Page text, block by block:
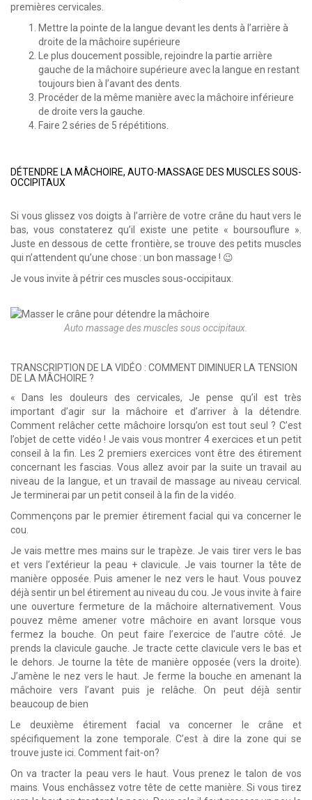
premières cervicales.
Mettre la pointe de la langue devant les dents à l’arrière à
droite de la mâchoire supérieure
Le plus doucement possible, rejoindre la partie arrière
gauche de la mâchoire supérieure avec la langue en restant
toujours bien à l’avant des dents.
Procéder de la même manière avec la mâchoire inférieure
de droite vers la gauche.
Faire 2 séries de 5 répétitions.
DÉTENDRE LA MÂCHOIRE, AUTO-MASSAGE DES MUSCLES SOUS-
OCCIPITAUX
Si vous glissez vos doigts à l’arrière de votre crâne du haut vers le
bas, vous constaterez qu’il existe une petite « boursouflure ».
Juste en dessous de cette frontière, se trouve des petits muscles
qui n’attendent qu’une chose : un bon massage ! 😉
Je vous invite à pétrir ces muscles sous-occipitaux.
Auto massage des muscles sous occipitaux.
TRANSCRIPTION DE LA VIDÉO : COMMENT DIMINUER LA TENSION
DE LA MÂCHOIRE ?
« Dans les douleurs des cervicales, Je pense qu’il est très
important d’agir sur la mâchoire et d’arriver à la détendre.
Comment relâcher cette mâchoire lorsqu’on est tout seul ? C’est
l’objet de cette vidéo ! Je vais vous montrer 4 exercices et un petit
conseil à la fin. Les 2 premiers exercices vont être des étirement
concernant les fascias. Vous allez avoir par la suite un travail au
niveau de la langue, et un travail de massage au niveau cervical.
Je terminerai par un petit conseil à la fin de la vidéo.
Commençons par le premier étirement facial qui va concerner le
cou.
Je vais mettre mes mains sur le trapèze. Je vais tirer vers le bas
et vers l’extérieur la peau + clavicule. Je vais tourner la tête de
manière opposée. Puis amener le nez vers le haut. Vous pouvez
déjà sentir un bel étirement au niveau du cou. Je vous invite à faire
une ouverture fermeture de la mâchoire alternativement. Vous
pouvez même amener votre mâchoire en avant lorsque vous
fermez la bouche. On peut faire l’exercice de l’autre côté. Je
prends la clavicule gauche. Je tracte cette clavicule vers le bas et
le dehors. Je tourne la tête de manière opposée (vers la droite).
J’amène le nez vers le haut. Je ferme la bouche en amenant la
mâchoire vers l’avant puis je relâche. On peut déjà sentir
beaucoup de bien
Le deuxième étirement facial va concerner le crâne et
spécifiquement la zone temporale. C’est à dire la zone qui se
trouve juste ici. Comment fait-on?
On va tracter la peau vers le haut. Vous prenez le talon de vos
mains. Vous enchâssez votre tête de cette manière. Si vous tirez